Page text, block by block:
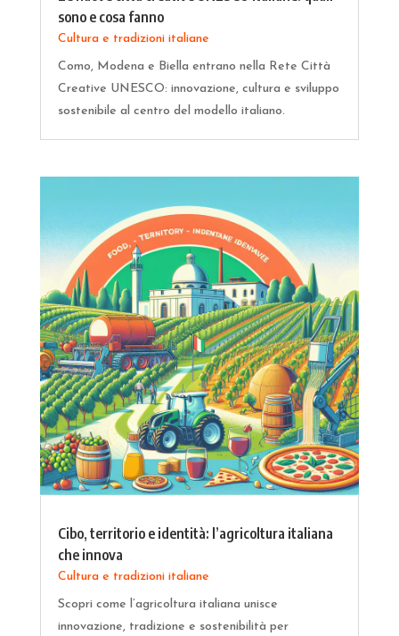
sono e cosa fanno
Cultura e tradizioni italiane
Como, Modena e Biella entrano nella Rete Città
Creative UNESCO: innovazione, cultura e sviluppo
sostenibile al centro del modello italiano.
Cibo, territorio e identità: l’agricoltura italiana
che innova
Cultura e tradizioni italiane
Scopri come l’agricoltura italiana unisce
innovazione, tradizione e sostenibilità per